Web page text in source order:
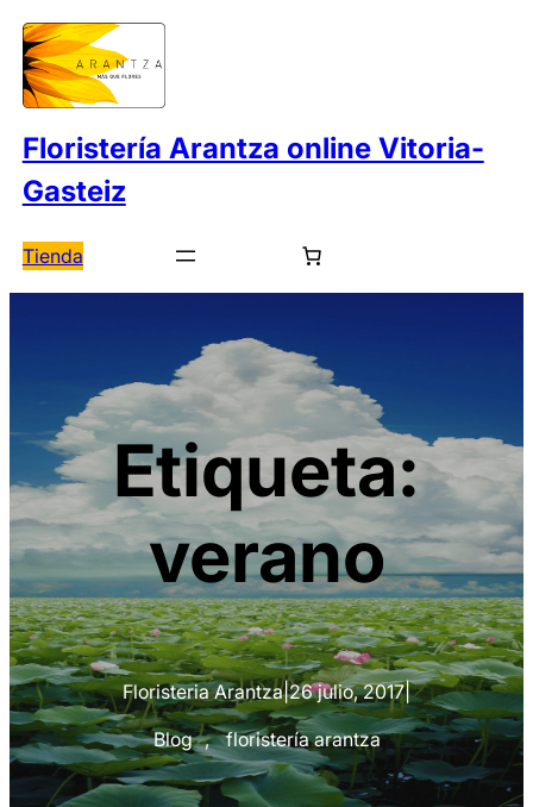
Saltar
contenido
Floristería Arantza online Vitoria-
Gasteiz
Tienda
Etiqueta:
verano
Floristeria Arantza|26 julio, 2017|
Blog , floristería arantza